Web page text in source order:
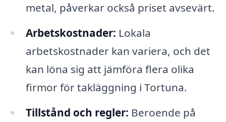
metal, påverkar också priset avsevärt.
Arbetskostnader: Lokala
arbetskostnader kan variera, och det
kan löna sig att jämföra flera olika
firmor för takläggning i Tortuna.
Tillstånd och regler: Beroende på